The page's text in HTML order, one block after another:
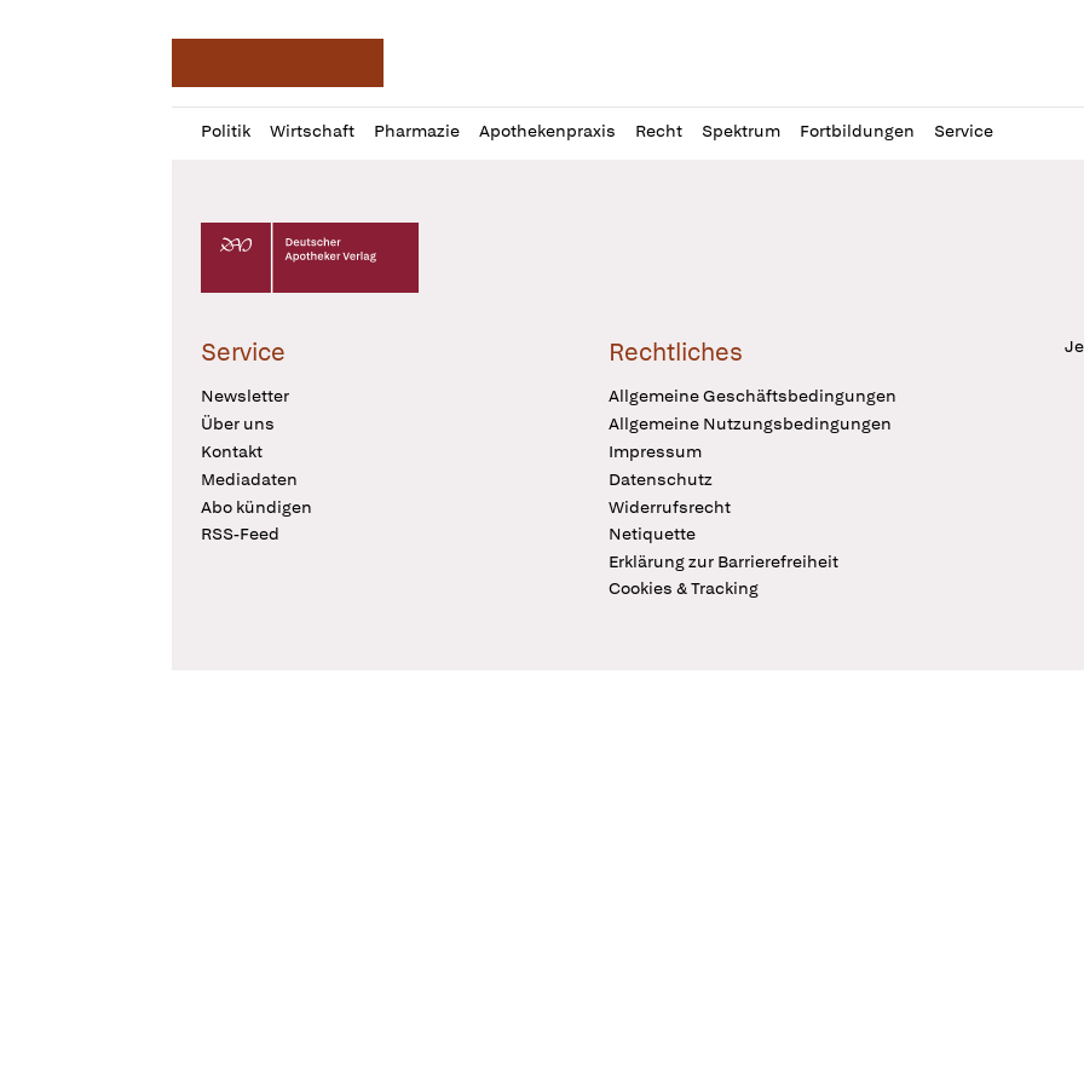
Politik Wirtschaft Pharmazie Apothekenpraxis Recht Spektrum Fortbildungen Service
Profil
öffnen
Daz
Pur
Deutscher Apotheker Verlag Logo
Service
Newsletter
Über uns
Kontakt
Mediadaten
Abo kündigen
RSS-Feed
Rechtliches
Allgemeine Geschäftsbedingungen
Allgemeine Nutzungsbedingungen
Impressum
Datenschutz
Widerrufsrecht
Netiquette
Erklärung zur Barrierefreiheit
Cookies & Tracking